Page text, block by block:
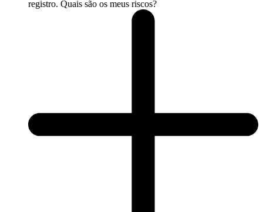
registro. Quais são os meus riscos?